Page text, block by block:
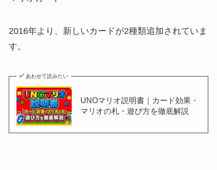
2016年より、新しいカードが2種類追加されていま
す。
あわせて読みたい
UNOマリオ説明書｜カード効果・
マリオの札・遊び方を徹底解説